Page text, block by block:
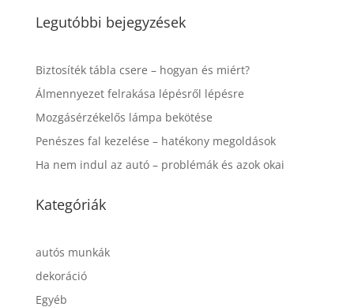
Legutóbbi bejegyzések
Biztosíték tábla csere – hogyan és miért?
Álmennyezet felrakása lépésről lépésre
Mozgásérzékelős lámpa bekötése
Penészes fal kezelése – hatékony megoldások
Ha nem indul az autó – problémák és azok okai
Kategóriák
autós munkák
dekoráció
Egyéb